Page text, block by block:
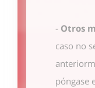
- Otros
caso no
póngase